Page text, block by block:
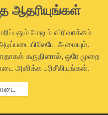
ஆதரியுங்கள்
மேலும் விரிவாக்கம்
அமையும்.
கருதினால், ஒரே முறை
அளிக்க பரிசீலியுங்கள்.